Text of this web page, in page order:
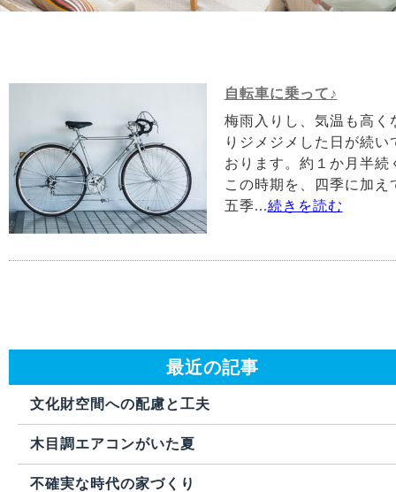
自転車に乗って♪
梅雨入りし、気温も高く
りジメジメした日が続い
おります。約１か月半続
この時期を、四季に加え
五季...続きを読む
最近の記事
文化財空間への配慮と工夫
木目調エアコンがいた夏
不確実な時代の家づくり